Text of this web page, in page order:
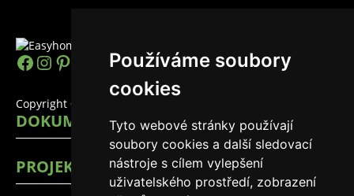
Používáme soubory
cookies
Tyto webové stránky používají
soubory cookies a další sledovací
nástroje s cílem vylepšení
uživatelského prostředí, zobrazení
https://www.facebook.com/
Instagram
Pinterest
YouTube
LinkedIn
TikTok
Copyright © 2026 EasyHomes
DOKUMENTY
PROJEKTY